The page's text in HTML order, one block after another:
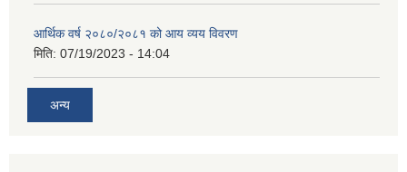
आर्थिक वर्ष २०८०/२०८१ को आय व्यय विवरण
मिति: 07/19/2023 - 14:04
अन्य